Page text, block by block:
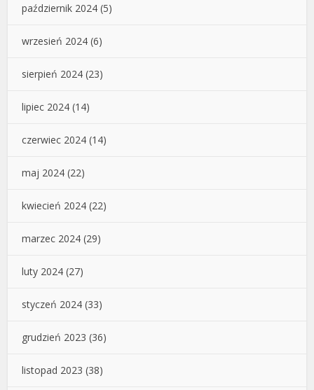
październik 2024 (5)
wrzesień 2024 (6)
sierpień 2024 (23)
lipiec 2024 (14)
czerwiec 2024 (14)
maj 2024 (22)
kwiecień 2024 (22)
marzec 2024 (29)
luty 2024 (27)
styczeń 2024 (33)
grudzień 2023 (36)
listopad 2023 (38)